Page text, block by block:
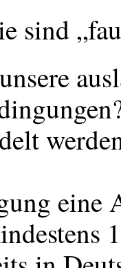
sind
eine